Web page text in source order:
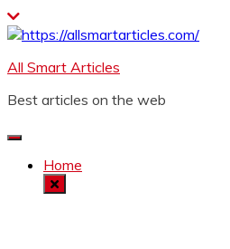
Skip
to
All Smart Articles
Best articles on the web
Home